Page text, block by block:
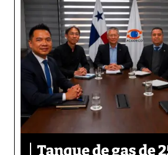
Tanque de gas de